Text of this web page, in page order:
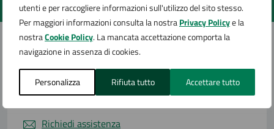
utenti e per raccogliere informazioni sull'utilizzo del sito stesso.
Per maggiori informazioni consulta la nostraPrivacy Policye la
nostraCookie Policy. La mancata accettazione comporta la
navigazione in assenza di cookies.
Personalizza Rifiuta tutto Accettare tutto
Valuta 5 stelle su 5
Valuta 4 stelle su 5
Valuta 3 stelle su 5
Valuta 2 stelle su 5
Valuta 1 stelle su 5
Contatta il comune
Leggi le domande frequenti
Richiedi assistenza